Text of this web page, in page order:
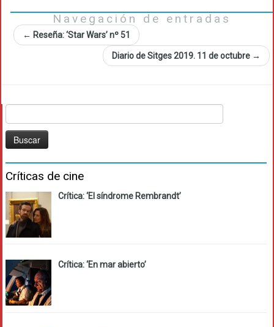
Navegación de entradas
← Reseña: ‘Star Wars’ nº 51
Diario de Sitges 2019. 11 de octubre →
Críticas de cine
Crítica: ‘El síndrome Rembrandt’
Crítica: ‘En mar abierto’